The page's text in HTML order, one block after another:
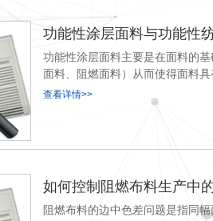
功能性涂层面料与功能性
功能性涂层面料主要是在面料的
面料、阻燃面料）从而使得面料
查看详情>>
如何控制阻燃布料生产中
阻燃布料的边中色差问题是指同